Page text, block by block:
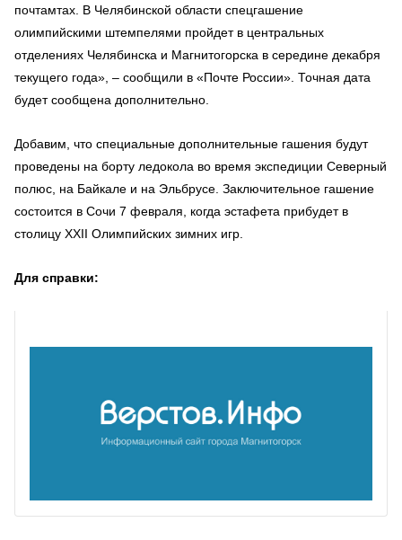
почтамтах. В Челябинской области спецгашение
олимпийскими штемпелями пройдет в центральных
отделениях Челябинска и Магнитогорска в середине декабря
текущего года», – сообщили в «Почте России». Точная дата
будет сообщена дополнительно.
Добавим, что специальные дополнительные гашения будут
проведены на борту ледокола во время экспедиции Северный
полюс, на Байкале и на Эльбрусе. Заключительное гашение
состоится в Сочи 7 февраля, когда эстафета прибудет в
столицу XXII Олимпийских зимних игр.
Для справки: